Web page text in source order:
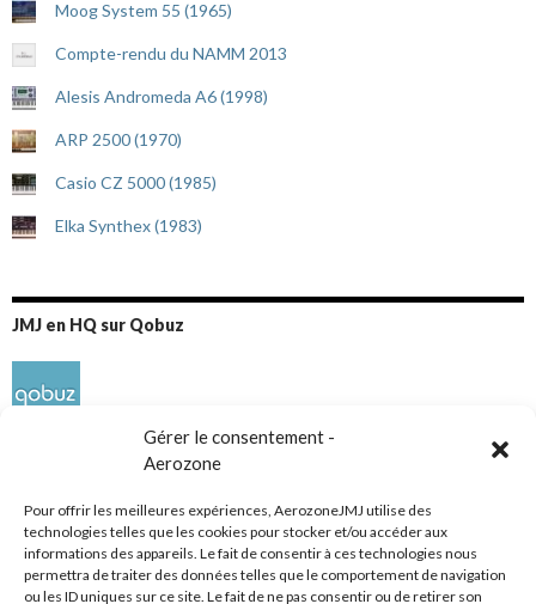
Gérer le consentement -
Aerozone
Pour offrir les meilleures expériences, AerozoneJMJ utilise des
technologies telles que les cookies pour stocker et/ou accéder aux
informations des appareils. Le fait de consentir à ces technologies nous
permettra de traiter des données telles que le comportement de navigation
ou les ID uniques sur ce site. Le fait de ne pas consentir ou de retirer son
Moog System 55 (1965)
Compte-rendu du NAMM 2013
Alesis Andromeda A6 (1998)
ARP 2500 (1970)
Casio CZ 5000 (1985)
Elka Synthex (1983)
JMJ en HQ sur Qobuz
Réseaux sociaux